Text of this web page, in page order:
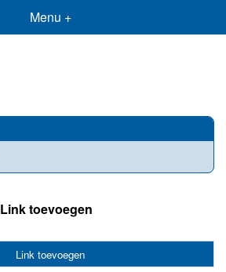
Menu +
Link toevoegen
Link toevoegen